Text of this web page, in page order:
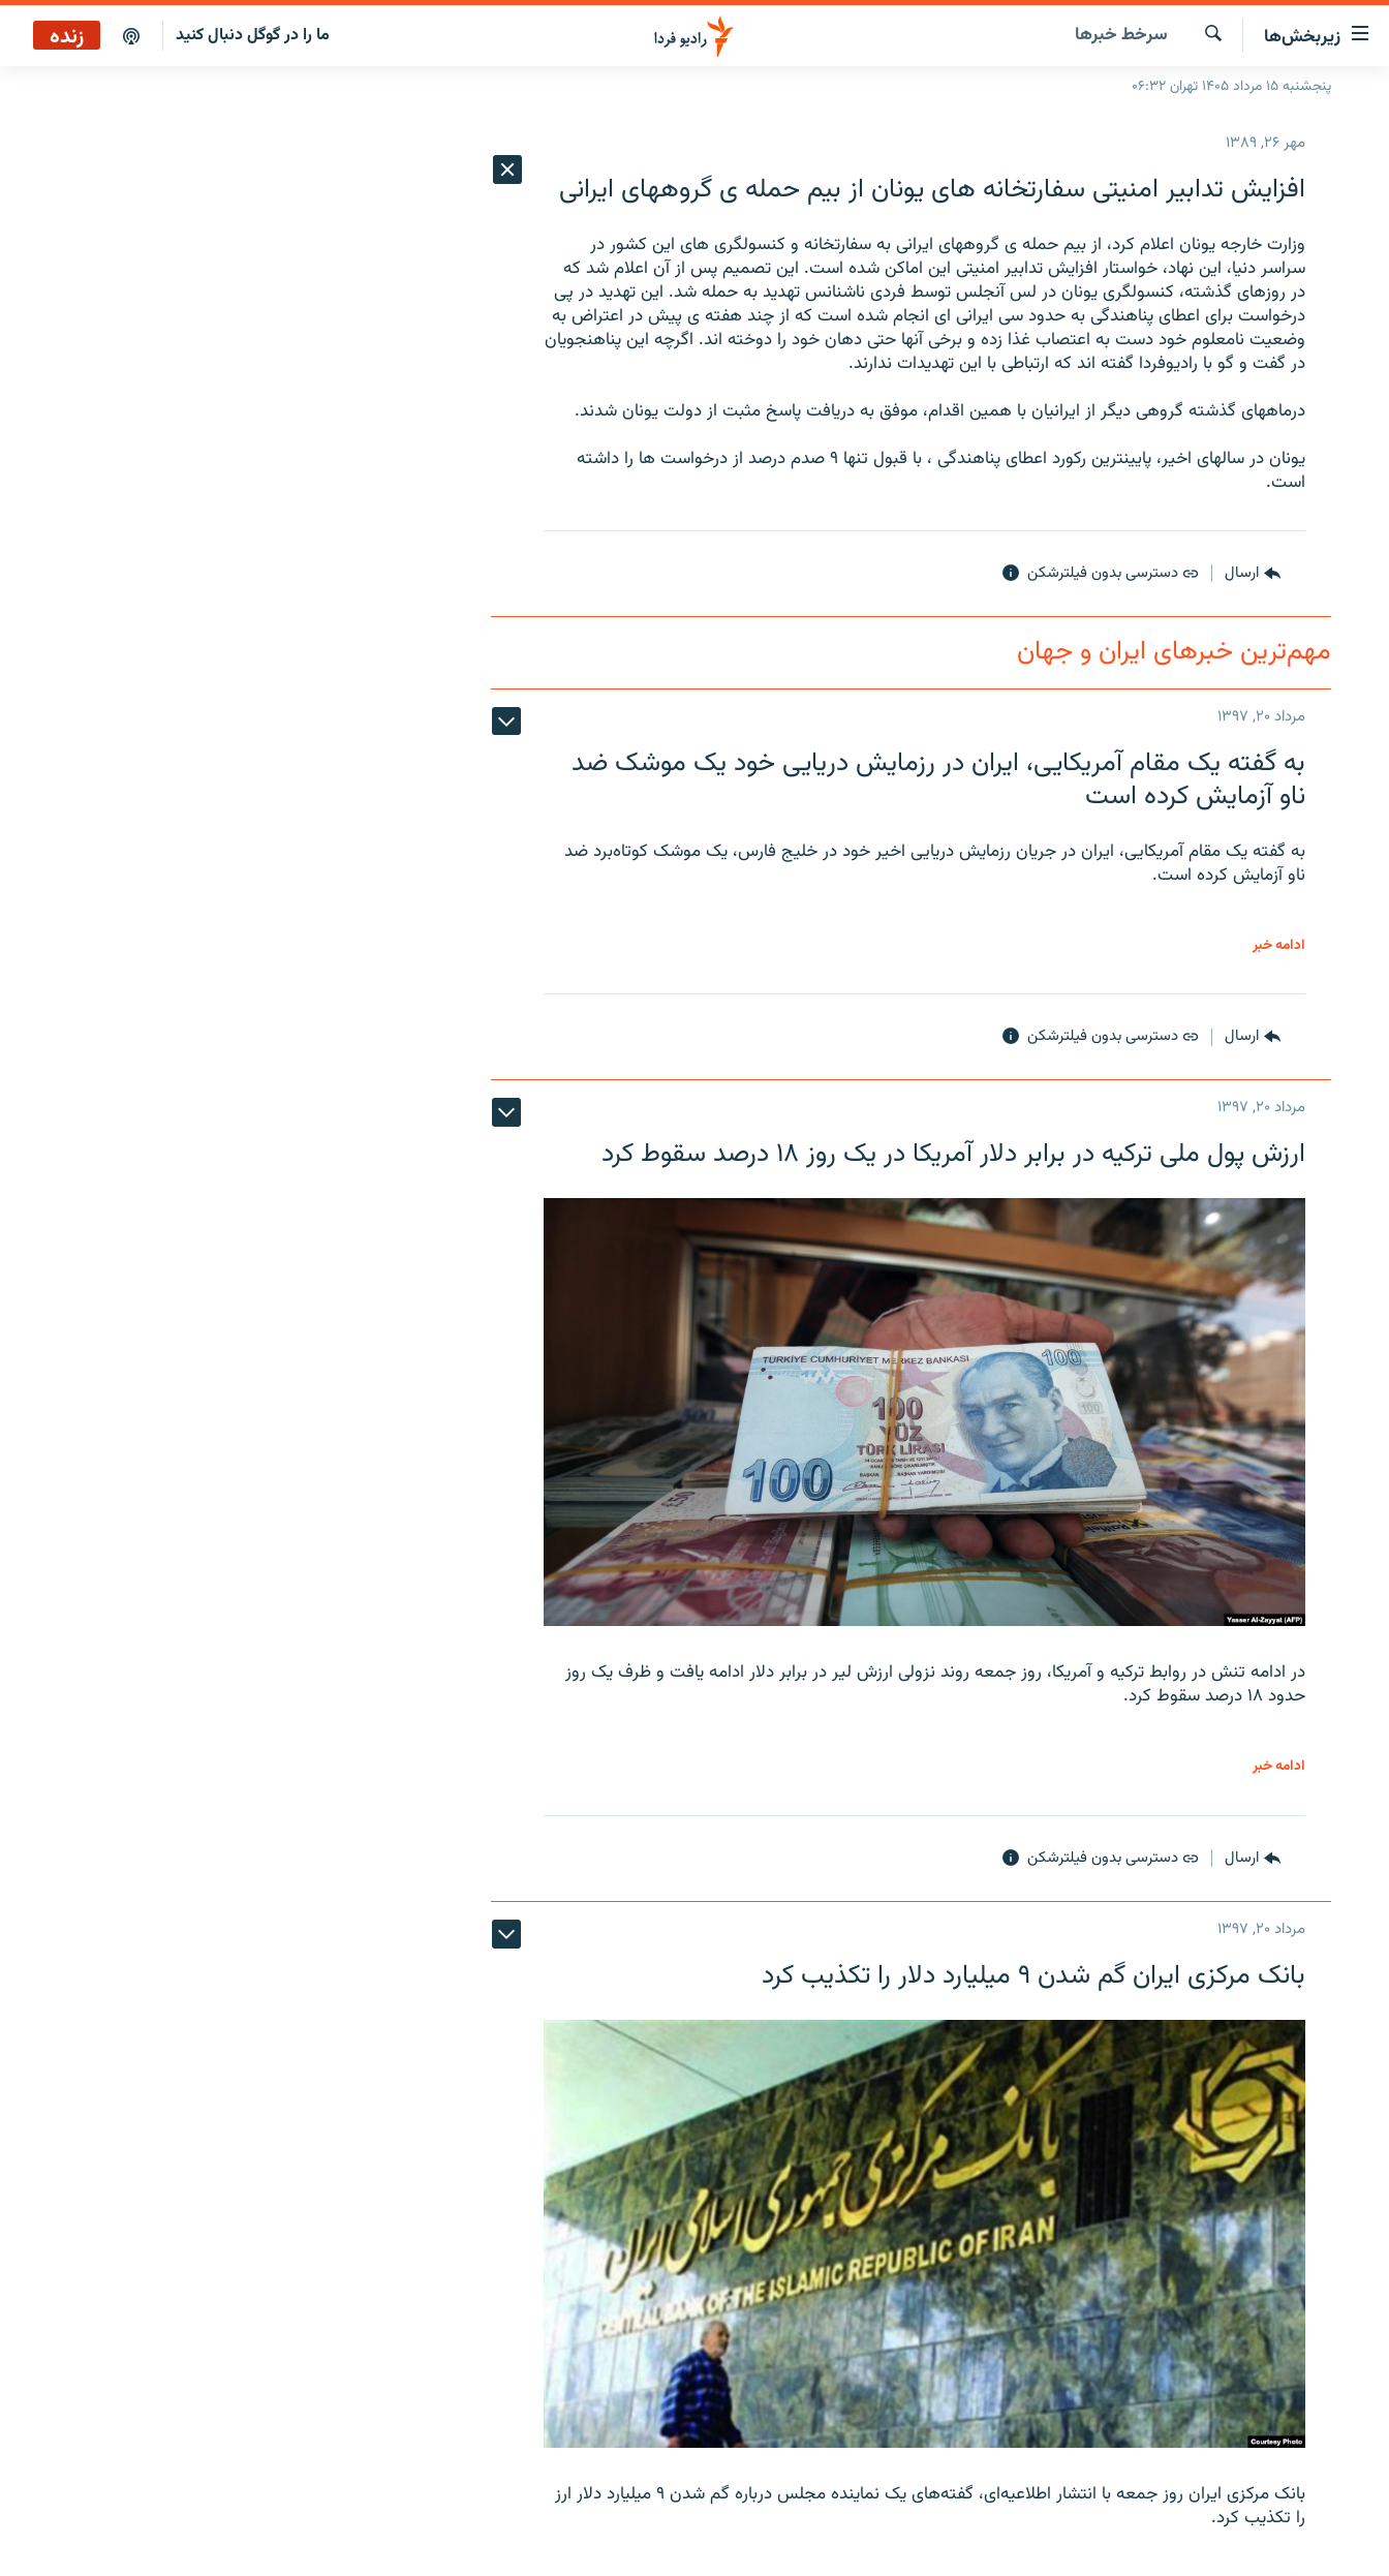
لینک‌های
قابلیت
دسترسی
زیربخش‌ها
صفحه اصلی
انتخاب کنید و بشنوید
برنامه‌های رادیویی
فرکانس‌ها
چندرسانه‌ای
گزارش‌های تصویری
گزارش‌های ویدئویی
جستجو
سرخط‌ خبرها ما را در گوگل دنبال کنید زنده
پنجشنبه ۱۵ مرداد ۱۴۰۵ تهران ۰۶:۳۲
مهر ۲۶, ۱۳۸۹
افزایش تدابیر امنیتی سفارتخانه های یونان از بیم حمله ی گروههای ایرانی
وزارت خارجه یونان اعلام کرد، از بیم حمله ی گروههای ایرانی به سفارتخانه و کنسولگری های این کشور در
سراسر دنیا، این نهاد، خواستار افزایش تدابیر امنیتی این اماکن شده است. این تصمیم پس از آن اعلام شد که
در روزهای گذشته، کنسولگری یونان در لس آنجلس توسط فردی ناشنانس تهدید به حمله شد. این تهدید در پی
درخواست برای اعطای پناهندگی به حدود سی ایرانی ای انجام شده است که از چند هفته ی پیش در اعتراض به
وضعیت نامعلوم خود دست به اعتصاب غذا زده و برخی آنها حتی دهان خود را دوخته اند. اگرچه این پناهنجویان
در گفت و گو با رادیوفردا گفته اند که ارتباطی با این تهدیدات ندارند.
درماههای گذشته گروهی دیگر از ایرانیان با همین اقدام، موفق به دریافت پاسخ مثبت از دولت یونان شدند.
یونان در سالهای اخیر، پایینترین رکورد اعطای پناهندگی ، با قبول تنها ۹ صدم درصد از درخواست ها را داشته
است.
ارسال دسترسی بدون فیلترشکن
مهم‌ترین خبرهای ایران و جهان
مرداد ۲۰, ۱۳۹۷
به گفته یک مقام آمریکایی، ایران در رزمایش دریایی خود یک موشک ضد
ناو آزمایش کرده است
به گفته یک مقام آمریکایی، ایران در جریان رزمایش دریایی اخیر خود در خلیج فارس، یک موشک کوتاه‌برد ضد
ناو آزمایش کرده است.
ادامه خبر
ارسال دسترسی بدون فیلترشکن
مرداد ۲۰, ۱۳۹۷
ارزش پول ملی ترکیه در برابر دلار آمریکا در یک روز ۱۸ درصد سقوط کرد
در ادامه تنش در روابط ترکیه و آمریکا، روز جمعه روند نزولی ارزش لیر در برابر دلار ادامه یافت و ظرف یک روز
حدود ۱۸ درصد سقوط کرد.
ادامه خبر
ارسال دسترسی بدون فیلترشکن
مرداد ۲۰, ۱۳۹۷
بانک مرکزی ایران گم شدن ۹ میلیارد دلار را تکذیب کرد
بانک مرکزی ایران روز جمعه با انتشار اطلاعیه‌ای، گفته‌های یک نماینده مجلس درباره گم شدن ۹ میلیارد دلار ارز
را تکذیب کرد.